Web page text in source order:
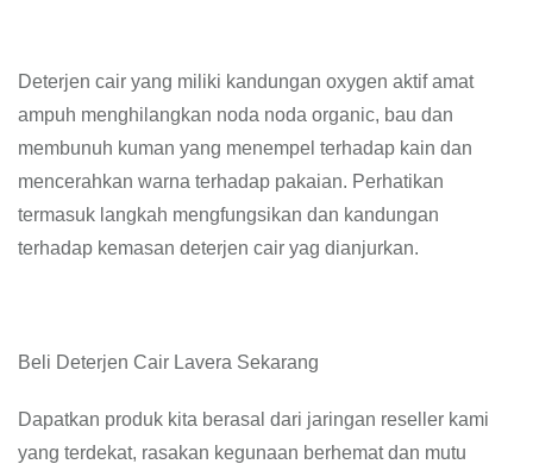
Deterjen cair yang miliki kandungan oxygen aktif amat
ampuh menghilangkan noda noda organic, bau dan
membunuh kuman yang menempel terhadap kain dan
mencerahkan warna terhadap pakaian. Perhatikan
termasuk langkah mengfungsikan dan kandungan
terhadap kemasan deterjen cair yag dianjurkan.
Beli Deterjen Cair Lavera Sekarang
Dapatkan produk kita berasal dari jaringan reseller kami
yang terdekat, rasakan kegunaan berhemat dan mutu